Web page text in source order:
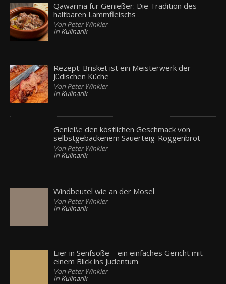
Qawarma für Genießer: Die Tradition des
haltbaren Lammfleischs
Von Peter Winkler
In Kulinarik
Rezept: Brisket ist ein Meisterwerk der
Jüdischen Küche
Von Peter Winkler
In Kulinarik
Genieße den köstlichen Geschmack von
selbstgebackenem Sauerteig-Roggenbrot
Von Peter Winkler
In Kulinarik
Windbeutel wie an der Mosel
Von Peter Winkler
In Kulinarik
Eier in Senfsoße – ein einfaches Gericht mit
einem Blick ins Judentum
Von Peter Winkler
In Kulinarik